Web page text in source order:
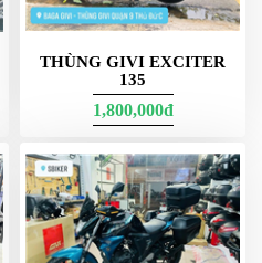
THÙNG GIVI EXCITER
135
1,800,000đ